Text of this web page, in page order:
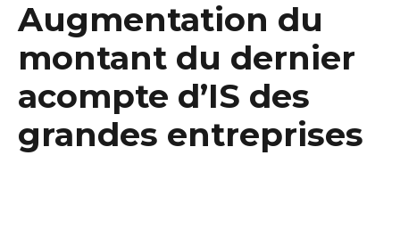
Augmentation du
montant du dernier
acompte d’IS des
grandes entreprises